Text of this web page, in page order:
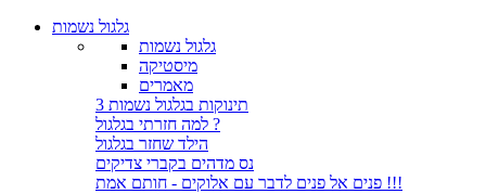
גלגול נשמות
גלגול נשמות
מיסטיקה
מאמרים
3 תינוקות בגלגול נשמות
למה חזרתי בגלגול ?
הילד שחזר בגלגול
נס מדהים בקברי צדיקים
פנים אל פנים לדבר עם אלוקים - חותם אמת !!!